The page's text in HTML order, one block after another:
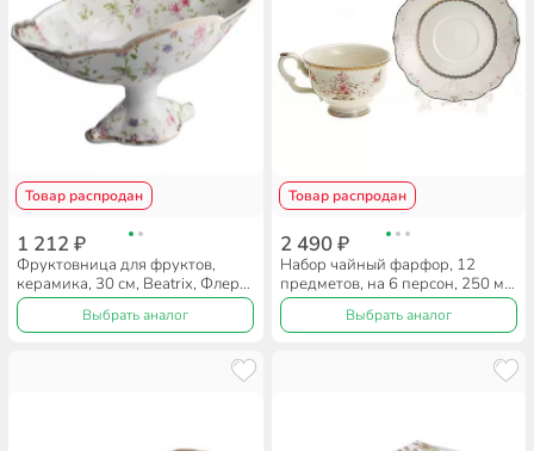
Товар распродан
1 212 ₽
Фруктовница для фруктов,
керамика, 30 см, Beatrix, Флер
де лиз, МР025V1
Выбрать аналог
Товар распродан
2 490 ₽
Набор чайный фарфор, 12
предметов, на 6 персон, 250 мл,
Beatrix, Валери, МР067P/6,
подарочная упаковка
Выбрать аналог